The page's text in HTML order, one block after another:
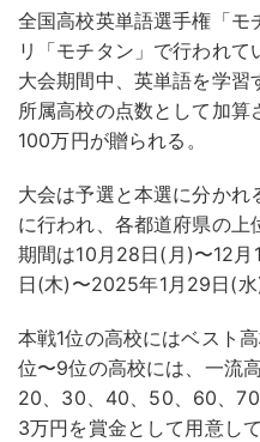
全国高校英単語選手権「モ
リ「モチタン」で行われて
大会期間中、英単語を学習
所属高校の点数として加算
100万円が贈られる。
大会は予選と本選に分かれ
に行われ、各都道府県の上
期間は10月28日(月)〜12
日(木)〜2025年1月29日(水)
本戦1位の高校にはベスト
位〜9位の高校には、一流
20、30、40、50、60、
3万円を賞金として用意して